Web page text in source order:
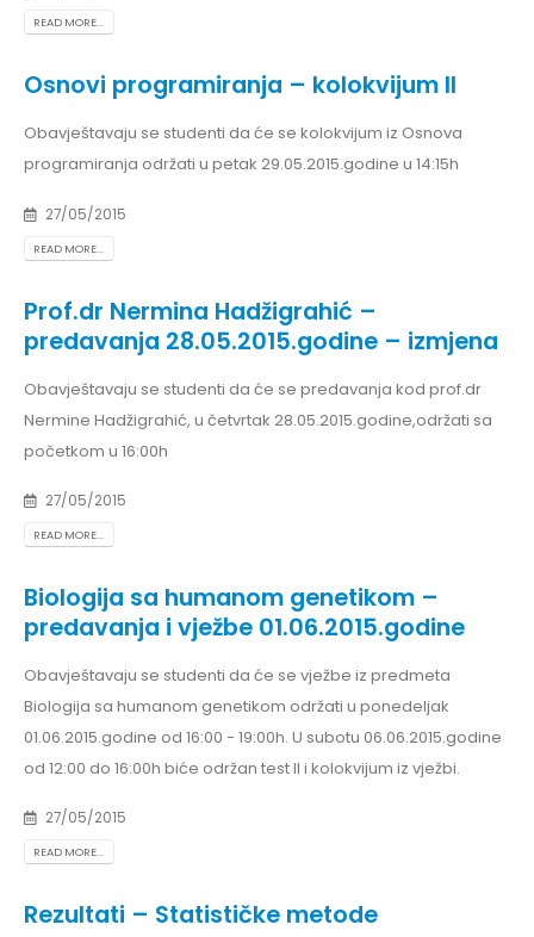
READ MORE...
Osnovi programiranja – kolokvijum II
Obavještavaju se studenti da će se kolokvijum iz Osnova
programiranja održati u petak 29.05.2015.godine u 14:15h
27/05/2015
READ MORE...
Prof.dr Nermina Hadžigrahić –
predavanja 28.05.2015.godine – izmjena
Obavještavaju se studenti da će se predavanja kod prof.dr
Nermine Hadžigrahić, u četvrtak 28.05.2015.godine,održati sa
početkom u 16:00h
27/05/2015
READ MORE...
Biologija sa humanom genetikom –
predavanja i vježbe 01.06.2015.godine
Obavještavaju se studenti da će se vježbe iz predmeta
Biologija sa humanom genetikom održati u ponedeljak
01.06.2015.godine od 16:00 - 19:00h. U subotu 06.06.2015.godine
od 12:00 do 16:00h biće održan test II i kolokvijum iz vježbi.
27/05/2015
READ MORE...
Rezultati – Statističke metode